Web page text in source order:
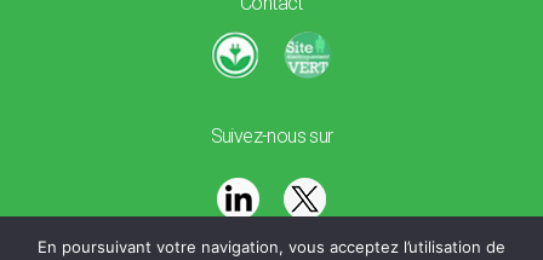
Suivez-nous sur
En poursuivant votre navigation, vous acceptez l’utilisation de